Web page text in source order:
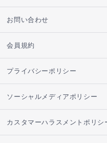
お問い合わせ
会員規約
プライバシーポリシー
ソーシャルメディアポリシー
カスタマーハラスメントポリシ